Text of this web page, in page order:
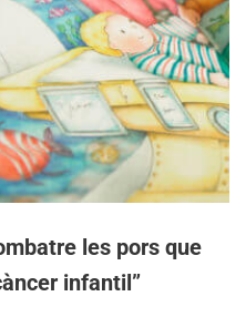
les pors que
infantil”